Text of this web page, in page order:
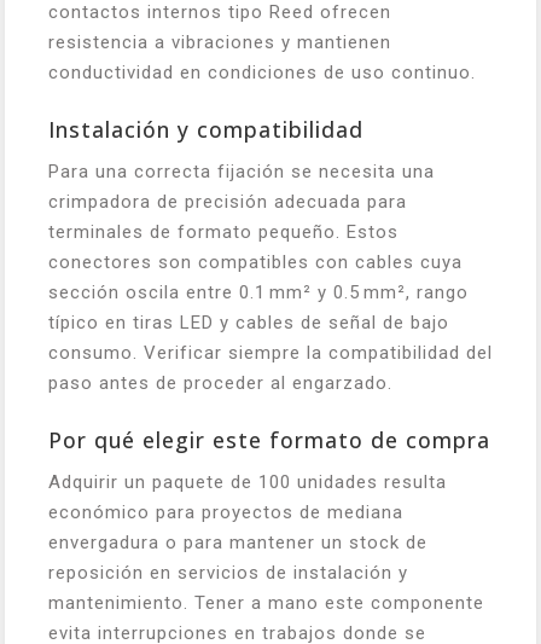
contactos internos tipo Reed ofrecen
resistencia a vibraciones y mantienen
conductividad en condiciones de uso continuo.
Instalación y compatibilidad
Para una correcta fijación se necesita una
crimpadora de precisión adecuada para
terminales de formato pequeño. Estos
conectores son compatibles con cables cuya
sección oscila entre 0.1 mm² y 0.5 mm², rango
típico en tiras LED y cables de señal de bajo
consumo. Verificar siempre la compatibilidad del
paso antes de proceder al engarzado.
Por qué elegir este formato de compra
Adquirir un paquete de 100 unidades resulta
económico para proyectos de mediana
envergadura o para mantener un stock de
reposición en servicios de instalación y
mantenimiento. Tener a mano este componente
evita interrupciones en trabajos donde se